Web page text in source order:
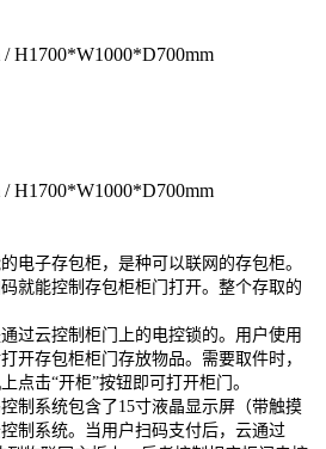
H1700*W1000*D700mm
H1700*W1000*D700mm
子存包柜，是种可以联网的存包柜。
就能控制存包柜柜门打开。整个存取的
云控制柜门上的电控锁的。用户使用
开存包柜柜门存放物品。需要取件时，
点击“开柜”按钮即可打开柜门。
系统包含了15寸液晶显示屏（带触摸
制系统。当用户扫码支付后，云通过